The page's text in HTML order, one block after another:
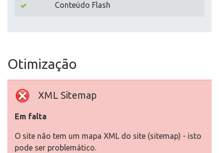
Conteúdo Flash
Otimização
XML Sitemap
Em falta
O site não tem um mapa XML do site (sitemap) - isto
pode ser problemático.